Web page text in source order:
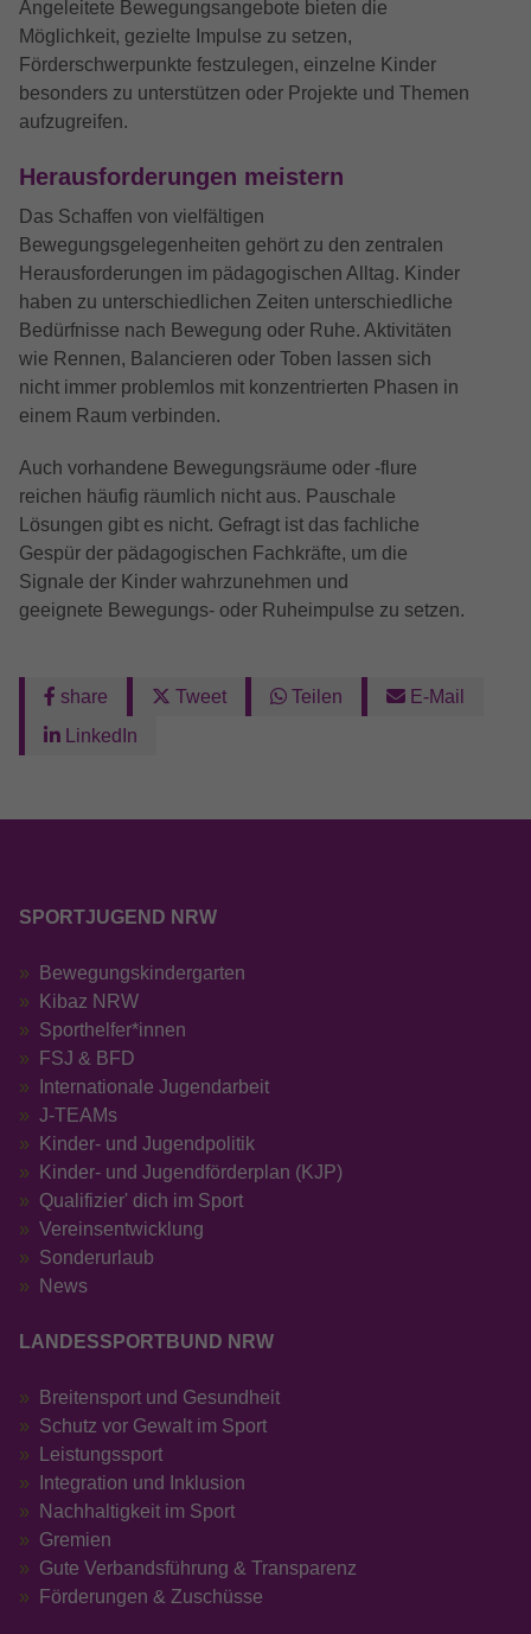
Angeleitete Bewegungsangebote bieten die
Möglichkeit, gezielte Impulse zu setzen,
Förderschwerpunkte festzulegen, einzelne Kinder
besonders zu unterstützen oder Projekte und Themen
aufzugreifen.
Herausforderungen meistern
Das Schaffen von vielfältigen
Bewegungsgelegenheiten gehört zu den zentralen
Herausforderungen im pädagogischen Alltag. Kinder
haben zu unterschiedlichen Zeiten unterschiedliche
Bedürfnisse nach Bewegung oder Ruhe. Aktivitäten
wie Rennen, Balancieren oder Toben lassen sich
nicht immer problemlos mit konzentrierten Phasen in
einem Raum verbinden.
Auch vorhandene Bewegungsräume oder -flure
reichen häufig räumlich nicht aus. Pauschale
Lösungen gibt es nicht. Gefragt ist das fachliche
Gespür der pädagogischen Fachkräfte, um die
Signale der Kinder wahrzunehmen und
geeignete Bewegungs‑ oder Ruheimpulse zu setzen.
share Tweet Teilen
E-Mail
LinkedIn
SPORTJUGEND NRW
Bewegungskindergarten
Kibaz NRW
Sporthelfer*innen
FSJ & BFD
Internationale Jugendarbeit
J-TEAMs
Kinder- und Jugendpolitik
Kinder- und Jugendförderplan (KJP)
Qualifizier' dich im Sport
Vereinsentwicklung
Sonderurlaub
News
LANDESSPORTBUND NRW
Breitensport und Gesundheit
Schutz vor Gewalt im Sport
Leistungssport
Integration und Inklusion
Nachhaltigkeit im Sport
Gremien
Gute Verbandsführung & Transparenz
Förderungen & Zuschüsse
Anbieter Google LLC
Laufzeit 13 Monate